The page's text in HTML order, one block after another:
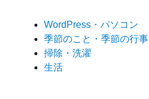
WordPress・パソコン
季節のこと・季節の行事
掃除・洗濯
生活